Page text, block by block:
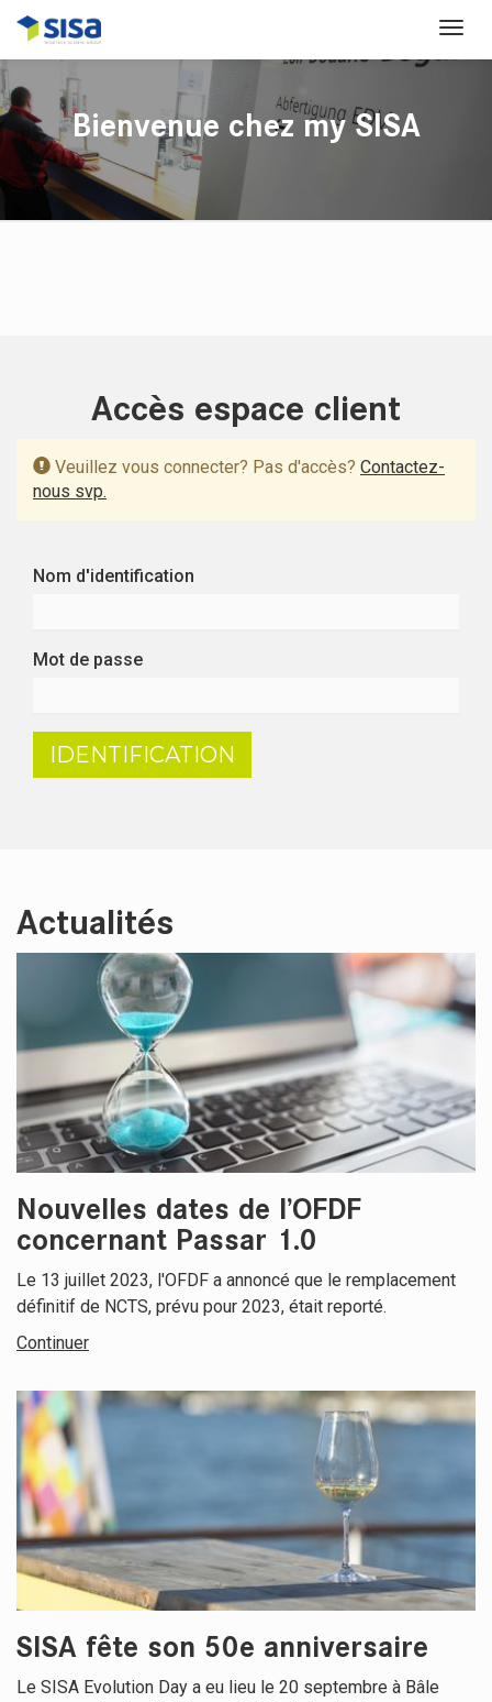
Bienvenue chez my SISA
Accès espace client
Veuillez vous connecter? Pas d'accès? Contactez-
nous svp.
Nom d'identification
Mot de passe
IDENTIFICATION
Actualités
Nouvelles dates de l’OFDF
concernant Passar 1.0
Le 13 juillet 2023, l'OFDF a annoncé que le remplacement
définitif de NCTS, prévu pour 2023, était reporté.
Continuer
SISA fête son 50e anniversaire
Le SISA Evolution Day a eu lieu le 20 septembre à Bâle